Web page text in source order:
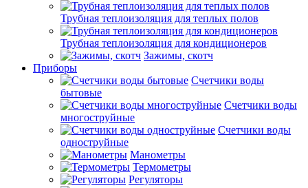
Трубная теплоизоляция для теплых полов
Трубная теплоизоляция для кондиционеров
Зажимы, скотч
Приборы
Счетчики воды
бытовые
Счетчики воды
многоструйные
Счетчики воды
одноструйные
Манометры
Термометры
Регуляторы